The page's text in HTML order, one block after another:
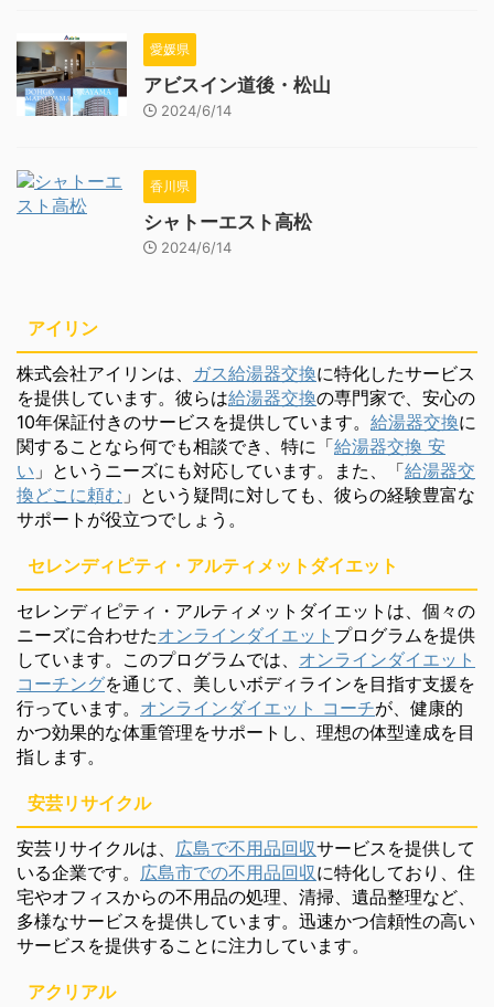
愛媛県
アビスイン道後・松山
2024/6/14
香川県
シャトーエスト高松
2024/6/14
アイリン
株式会社アイリンは、 ガス給湯器交換に特化したサービス
を提供しています。彼らは給湯器交換の専門家で、安心の
10年保証付きのサービスを提供しています。 給湯器交換に
関することなら何でも相談でき、特に「給湯器交換 安
い 」というニーズにも対応しています。また、「給湯器交
換どこに頼む 」という疑問に対しても、彼らの経験豊富な
サポートが役立つでしょう。
セレンディピティ・アルティメットダイエット
セレンディピティ・アルティメットダイエットは、個々の
ニーズに合わせたオンラインダイエット プログラムを提供
しています。このプログラムでは、 オンラインダイエット
コーチングを通じて、美しいボディラインを目指す支援を
行っています。 オンラインダイエット コーチが、健康的
かつ効果的な体重管理をサポートし、理想の体型達成を目
指します。
安芸リサイクル
安芸リサイクルは、 広島で不用品回収サービスを提供して
いる企業です。 広島市での不用品回収に特化しており、住
宅やオフィスからの不用品の処理、清掃、遺品整理など、
多様なサービスを提供しています。迅速かつ信頼性の高い
サービスを提供することに注力しています。
アクリアル